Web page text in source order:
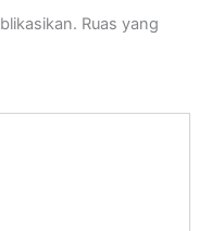
Ruas yang